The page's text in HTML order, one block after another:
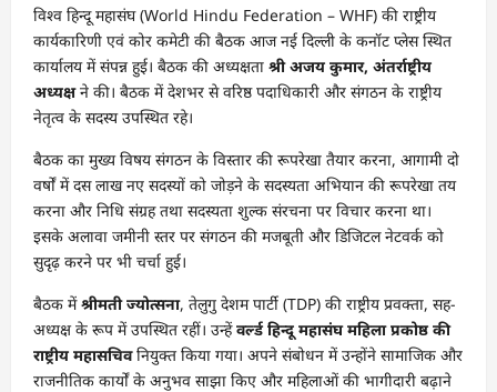
विश्व हिन्दू महासंघ (World Hindu Federation – WHF) की राष्ट्रीय
कार्यकारिणी एवं कोर कमेटी की बैठक आज नई दिल्ली के कनॉट प्लेस स्थित
कार्यालय में संपन्न हुई। बैठक की अध्यक्षता श्री अजय कुमार, अंतर्राष्ट्रीय
अध्यक्षने की। बैठक में देशभर से वरिष्ठ पदाधिकारी और संगठन के राष्ट्रीय
नेतृत्व के सदस्य उपस्थित रहे।
बैठक का मुख्य विषय संगठन के विस्तार की रूपरेखा तैयार करना, आगामी दो
वर्षों में दस लाख नए सदस्यों को जोड़ने के सदस्यता अभियान की रूपरेखा तय
करना और निधि संग्रह तथा सदस्यता शुल्क संरचना पर विचार करना था।
इसके अलावा जमीनी स्तर पर संगठन की मजबूती और डिजिटल नेटवर्क को
सुदृढ़ करने पर भी चर्चा हुई।
बैठक मेंश्रीमती ज्योत्सना, तेलुगु देशम पार्टी (TDP) की राष्ट्रीय प्रवक्ता, सह-
अध्यक्ष के रूप में उपस्थित रहीं। उन्हेंवर्ल्ड हिन्दू महासंघ महिला प्रकोष्ठ की
राष्ट्रीय महासचिवनियुक्त किया गया। अपने संबोधन में उन्होंने सामाजिक और
राजनीतिक कार्यों के अनुभव साझा किए और महिलाओं की भागीदारी बढ़ाने